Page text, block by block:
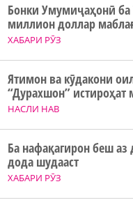
ХАБАРИ РӮЗ
Бонки Умумиҷаҳонӣ ба
миллион доллар
НАСЛИ НАВ
Ятимон ва кӯдакони
“Дурахшон” истироҳат
ХАБАРИ РӮЗ
Ба нафақагирон беш
дода шудааст